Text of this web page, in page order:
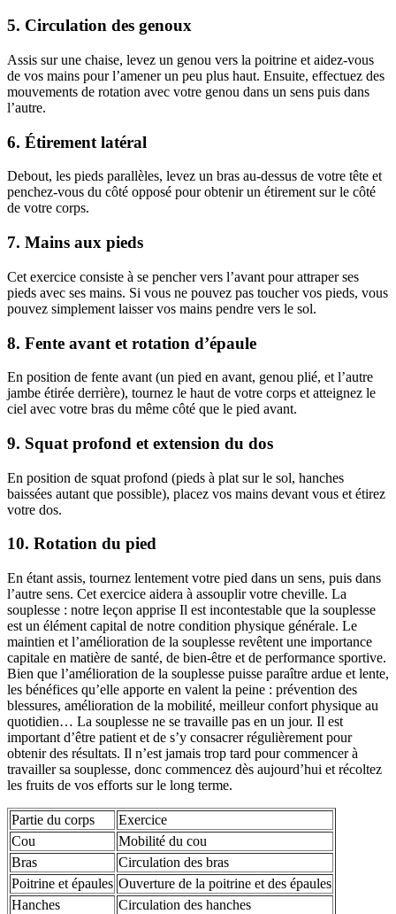
5. Circulation des genoux
Assis sur une chaise, levez un genou vers la poitrine et aidez-vous
de vos mains pour l’amener un peu plus haut. Ensuite, effectuez des
mouvements de rotation avec votre genou dans un sens puis dans
l’autre.
6. Étirement latéral
Debout, les pieds parallèles, levez un bras au-dessus de votre tête et
penchez-vous du côté opposé pour obtenir un étirement sur le côté
de votre corps.
7. Mains aux pieds
Cet exercice consiste à se pencher vers l’avant pour attraper ses
pieds avec ses mains. Si vous ne pouvez pas toucher vos pieds, vous
pouvez simplement laisser vos mains pendre vers le sol.
8. Fente avant et rotation d’épaule
En position de fente avant (un pied en avant, genou plié, et l’autre
jambe étirée derrière), tournez le haut de votre corps et atteignez le
ciel avec votre bras du même côté que le pied avant.
9. Squat profond et extension du dos
En position de squat profond (pieds à plat sur le sol, hanches
baissées autant que possible), placez vos mains devant vous et étirez
votre dos.
10. Rotation du pied
En étant assis, tournez lentement votre pied dans un sens, puis dans
l’autre sens. Cet exercice aidera à assouplir votre cheville. La
souplesse : notre leçon apprise Il est incontestable que la souplesse
est un élément capital de notre condition physique générale. Le
maintien et l’amélioration de la souplesse revêtent une importance
capitale en matière de santé, de bien-être et de performance sportive.
Bien que l’amélioration de la souplesse puisse paraître ardue et lente,
les bénéfices qu’elle apporte en valent la peine : prévention des
blessures, amélioration de la mobilité, meilleur confort physique au
quotidien… La souplesse ne se travaille pas en un jour. Il est
important d’être patient et de s’y consacrer régulièrement pour
obtenir des résultats. Il n’est jamais trop tard pour commencer à
travailler sa souplesse, donc commencez dès aujourd’hui et récoltez
les fruits de vos efforts sur le long terme.
Partie du corps
Exercice
Cou
Mobilité du cou
Bras
Circulation des bras
Poitrine et épaules Ouverture de la poitrine et des épaules
Hanches
Circulation des hanches